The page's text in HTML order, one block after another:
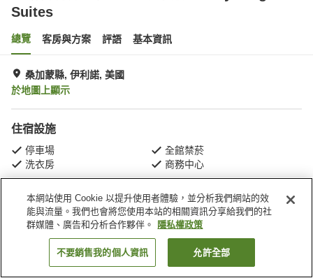
Suites
總覽 客房與方案 評語 基本資訊
桑加蒙縣, 伊利諾, 美國
於地圖上顯示
住宿設施
停車場
全館禁菸
洗衣房
商務中心
首頁 美國 伊利諾
桑加蒙縣
南斯普林菲爾德 IHG 旗下飯店 Staybridge Suites
找客房
本網站使用 Cookie 以提升使用者體驗，並分析我們網站的效
能與流量。我們也會將您使用本站的相關資訊分享給我們的社
群媒體、廣告和分析合作夥伴。
隱私權政策
不要銷售我的個人資訊 允許全部